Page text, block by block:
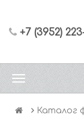
+7 (3952)
Каталог